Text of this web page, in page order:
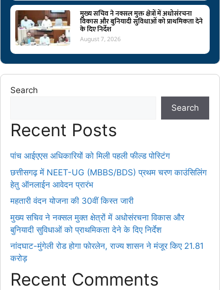
मुख्य सचिव ने नक्सल मुक्त क्षेत्रों में अधोसंरचना
विकास और बुनियादी सुविधाओं को प्राथमिकता देने
के दिए निर्देश
August 7, 2026
Search
Search
Recent Posts
पांच आईएएस अधिकारियों को मिली पहली फील्ड पोस्टिंग
छत्तीसगढ़ में NEET-UG (MBBS/BDS) प्रथम चरण काउंसिलिंग
हेतु ऑनलाईन आवेदन प्रारंभ
महतारी वंदन योजना की 30वीं किस्त जारी
मुख्य सचिव ने नक्सल मुक्त क्षेत्रों में अधोसंरचना विकास और
बुनियादी सुविधाओं को प्राथमिकता देने के दिए निर्देश
नांदघाट-मुंगेली रोड होगा फोरलेन, राज्य शासन ने मंजूर किए 21.81
करोड़
Recent Comments